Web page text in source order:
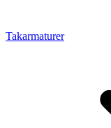
Takarmaturer